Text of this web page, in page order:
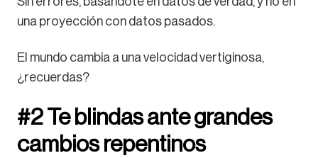
una proyección con datos pasados.
El mundo cambia a una velocidad vertiginosa,
¿recuerdas?
#2 Te blindas ante grandes
cambios repentinos